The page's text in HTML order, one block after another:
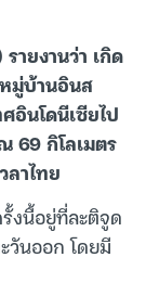
ายงานว่า เกิด
มู่บ้านอินส
อินโดนีเซียไป
69 กิโลเมตร
ลาไทย
งนี้อยู่ที่ละติจูด
วันออก โดยมี